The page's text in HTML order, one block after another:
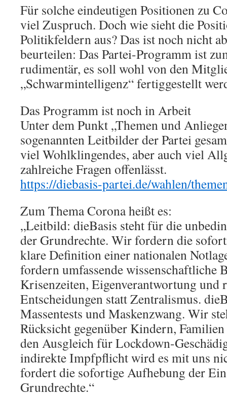
Für solche eindeutigen Positionen zu
viel Zuspruch. Doch wie sieht die
Politikfeldern aus? Das ist noch nicht
beurteilen: Das Partei-Programm ist
rudimentär, es soll wohl von den
„Schwarmintelligenz“ fertiggestellt
Das Programm ist noch in Arbeit
Unter dem Punkt „Themen und
sogenannten Leitbilder der Partei
viel Wohlklingendes, aber auch viel
zahlreiche Fragen offenlässt.
https://diebasis-partei.de/wahlen/
Zum Thema Corona heißt es:
„Leitbild: dieBasis steht für die
der Grundrechte. Wir fordern die
klare Definition einer nationalen
fordern umfassende wissenschaftliche
Krisenzeiten, Eigenverantwortung und
Entscheidungen statt Zentralismus.
Massentests und Maskenzwang. Wir
Rücksicht gegenüber Kindern,
den Ausgleich für Lockdown-
indirekte Impfpflicht wird es mit uns
fordert die sofortige Aufhebung der
Grundrechte.“